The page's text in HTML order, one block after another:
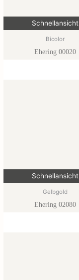
Schnellansicht
Bicolor
Ehering 00020
Schnellansicht
Gelbgold
Ehering 02080